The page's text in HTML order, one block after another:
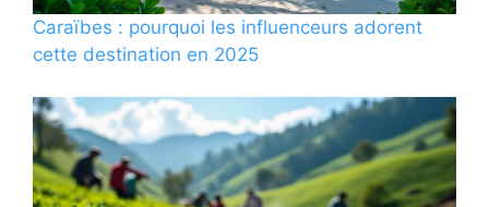
Caraïbes : pourquoi les influenceurs adorent
cette destination en 2025